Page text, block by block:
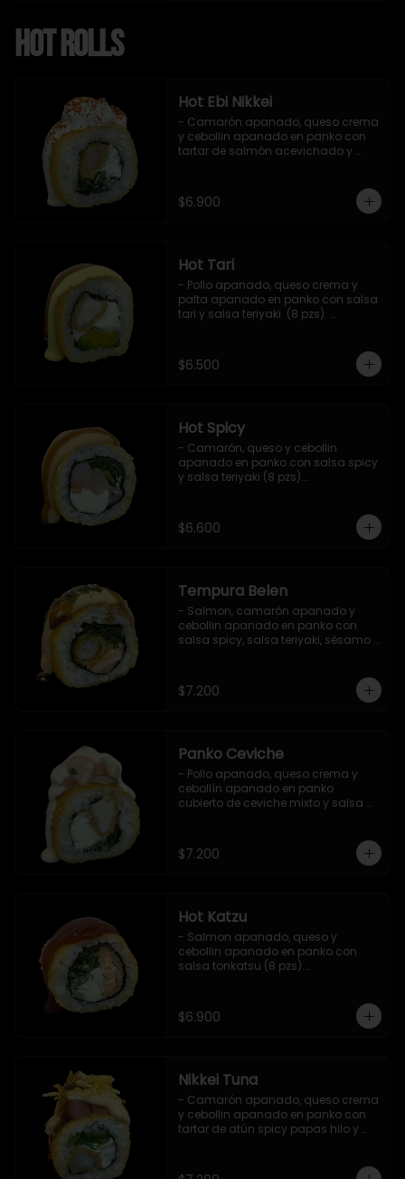
Hot Rolls
Hot Ebi Nikkei
- Camarón apanado, queso crema
y cebollin apanado en panko con
tartar de salmón acevichado y
$6.900
Hot Tari
- Pollo apanado, queso crema y
palta apanado en panko con salsa
tari y salsa teriyaki  (8 pzs).
$6.500
Hot Spicy
- Camarón, queso y cebollin
apanado en panko con salsa spicy
y salsa teriyaki (8 pzs).
$6.600
Tempura Belen
- Salmon, camarón apanado y
cebollin apanado en panko con
salsa spicy, salsa teriyaki, sésamo
$7.200
Panko Ceviche
- Pollo apanado, queso crema y
cebollín apanado en panko
cubierto de ceviche mixto y salsa
$7.200
Hot Katzu
- Salmon apanado, queso y
cebollin apanado en panko con
salsa tonkatsu (8 pzs).
$6.900
Nikkei Tuna
- Camarón apanado, queso crema
y cebollin apanado en panko con
tartar de atún spicy papas hilo y